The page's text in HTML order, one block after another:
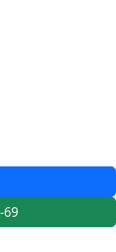
69